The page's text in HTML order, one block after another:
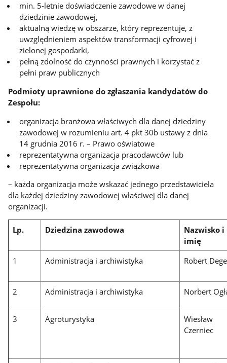
min. 5-letnie doświadczenie zawodowe w danej
dziedzinie zawodowej,
aktualną wiedzę w obszarze, który reprezentuje, z
uwzględnieniem aspektów transformacji cyfrowej i
zielonej gospodarki,
pełną zdolność do czynności prawnych i korzystać z
pełni praw publicznych
Podmioty uprawnione do zgłaszania kandydatów do
Zespołu:
organizacja branżowa właściwych dla danej dziedziny
zawodowej w rozumieniu art. 4 pkt 30b ustawy z dnia
14 grudnia 2016 r. – Prawo oświatowe
reprezentatywna organizacja pracodawców lub
reprezentatywna organizacja związkowa
– każda organizacja może wskazać jednego przedstawiciela
dla każdej dziedziny zawodowej właściwej dla danej
organizacji.
Lp. Dziedzina zawodowa
Nazwisko i
imię
1
Administracja i archiwistyka Robert
2 Administracja i archiwistyka Norbert
3 Agroturystyka
Wiesław
Czerniec